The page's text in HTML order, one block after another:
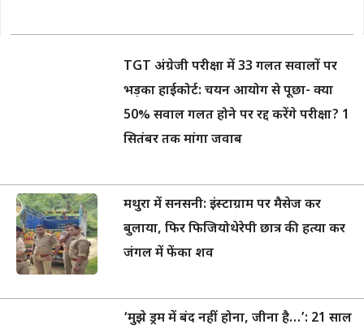
TGT अंग्रेजी परीक्षा में 33 गलत सवालों पर
भड़का हाईकोर्ट: चयन आयोग से पूछा- क्या
50% सवाल गलत होने पर रद्द करेंगे परीक्षा? 1
सितंबर तक मांगा जवाब
मथुरा में सनसनी: इंस्टाग्राम पर मैसेज कर
बुलाया, फिर फिजियोथेरेपी छात्र की हत्या कर
जंगल में फेंका शव
‘मुझे ड्रम में बंद नहीं होना, जीना है…’: 21 साल